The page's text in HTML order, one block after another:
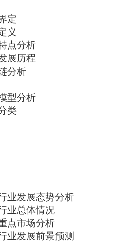
定
义
点分析
展历程
分析
型分析
类
业发展态势分析
业总体情况
点市场分析
业发展前景预测